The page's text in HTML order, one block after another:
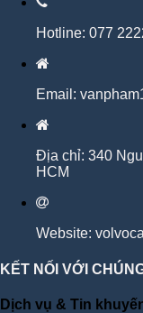
Hotline: 077
Email:
Địa chỉ: 340
HCM
Website:
KẾT NỐI VỚI
Dịch vụ & Tin